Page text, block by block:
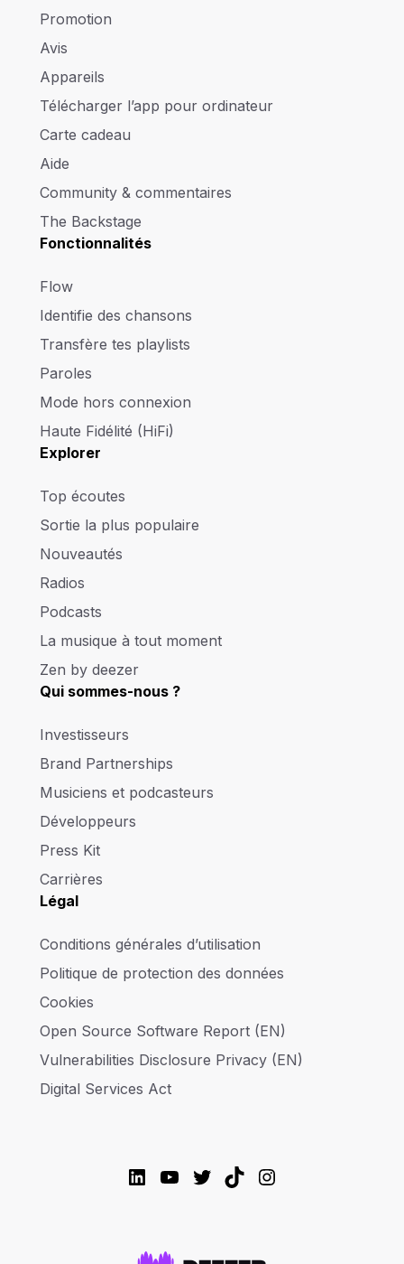
Promotion
Avis
Appareils
Télécharger l’app pour ordinateur
Carte cadeau
Aide
Community & commentaires
The Backstage
Fonctionnalités
Flow
Identifie des chansons
Transfère tes playlists
Paroles
Mode hors connexion
Haute Fidélité (HiFi)
Explorer
Top écoutes
Sortie la plus populaire
Nouveautés
Radios
Podcasts
La musique à tout moment
Zen by deezer
Qui sommes-nous ?
Investisseurs
Brand Partnerships
Musiciens et podcasteurs
Développeurs
Press Kit
Carrières
Légal
Conditions générales d’utilisation
Politique de protection des données
Cookies
Open Source Software Report (EN)
Vulnerabilities Disclosure Privacy (EN)
Digital Services Act
LinkedIn
YouTube
Twitter
TikTokInstagram